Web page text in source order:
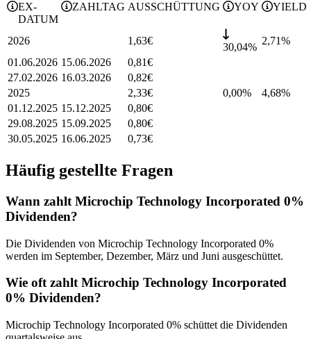
EX-
DATUM
ZAHLTAG AUSSCHÜTTUNG YOY YIELD
2026 1,63€
30,04%
2,71%
01.06.2026 15.06.2026 0,81€
27.02.2026 16.03.2026 0,82€
2025
2,33€ 0,00% 4,68%
01.12.2025 15.12.2025 0,80€
29.08.2025 15.09.2025 0,80€
30.05.2025 16.06.2025 0,73€
Häufig gestellte Fragen
Wann zahlt Microchip Technology Incorporated 0%
Dividenden?
Die Dividenden von Microchip Technology Incorporated 0%
werden im September, Dezember, März und Juni ausgeschüttet.
Wie oft zahlt Microchip Technology Incorporated
0% Dividenden?
Microchip Technology Incorporated 0% schüttet die Dividenden